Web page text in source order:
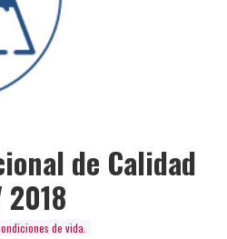
de Calidad
2018
de vida.